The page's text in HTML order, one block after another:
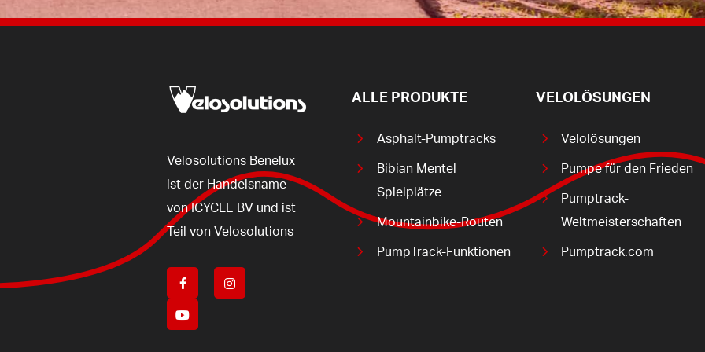
Velosolutions Benelux
ist der Handelsname
von ICYCLE BV und ist
Teil von Velosolutions
ALLE PRODUKTE
Asphalt-Pumptracks
Bibian Mentel
Spielplätze
Mountainbike-Routen
PumpTrack-Funktionen
VELOLÖSUNGEN
Velolösungen
Pumpe für den Frieden
Pumptrack-
Weltmeisterschaften
Pumptrack.com